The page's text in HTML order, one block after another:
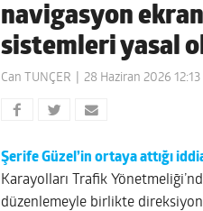
navigasyon
sistemleri yasal
Can TUNÇER 28 Haziran 2026 12:13
Şerife Güzel’in ortaya attığı
Karayolları Trafik
düzenlemeyle birlikte